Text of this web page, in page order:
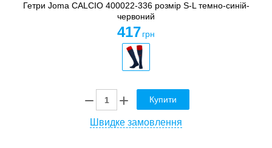
Гетри Joma CALCIO 400022-336 розмір S-L темно-синій-
червоний
417 грн
Купити
Швидке замовлення